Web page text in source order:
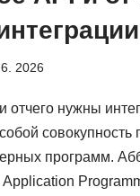
2026
отчего нужны
совокупность
программ.
Application